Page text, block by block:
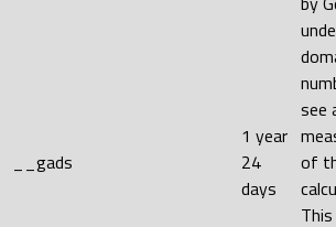
__gads
1 year
24
days
see
of